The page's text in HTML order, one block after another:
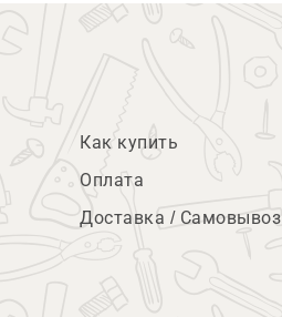
Как купить
Оплата
Доставка / Самовывоз